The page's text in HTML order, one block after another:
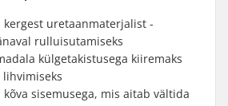
kergest uretaanmaterjalist -
rulluisutamiseks
külgetakistusega kiiremaks
lihvimiseks
sisemusega, mis aitab vältida